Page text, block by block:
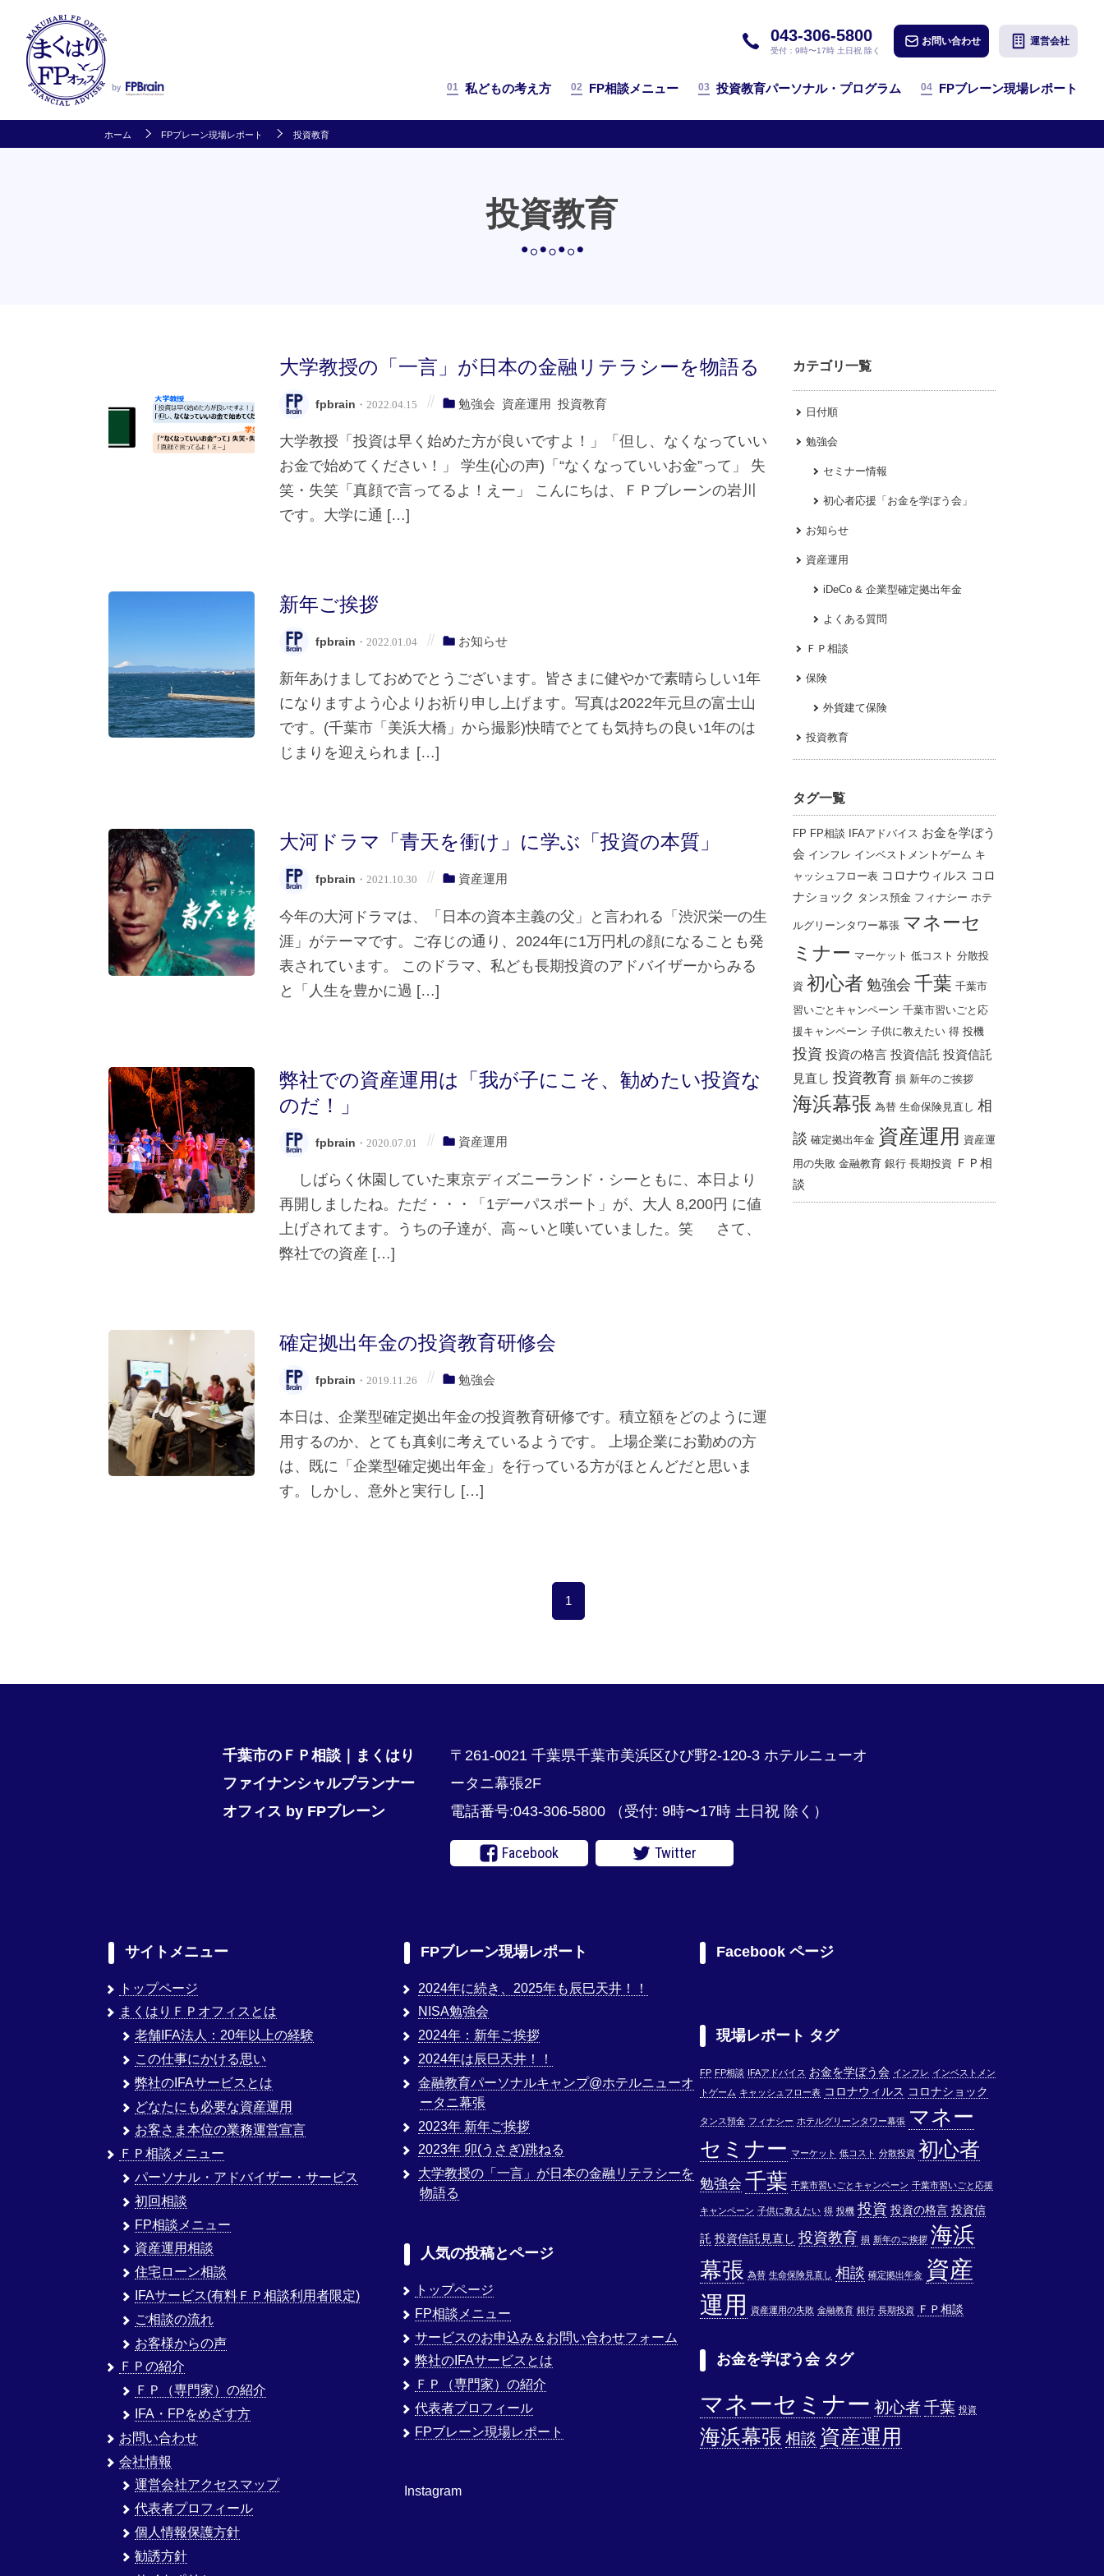
01 私どもの考え方 02 FP相談メニュー 03 投資教育パーソナル・プログラム 04 FPブレーン現場レポート
043-306-5800
受付：9時〜17時 土日祝 除く
お問い合わせ 運営会社
投資教育
ホーム FPブレーン現場レポート 投資教育
大学教授の「一言」が日本の金融リテラシーを物語る
fpbrain ・2022.04.15 勉強会 資産運用 投資教育
大学教授「投資は早く始めた方が良いですよ！」「但し、なくなっていい
お金で始めてください！」 学生(心の声)「“なくなっていいお金”って」 失
笑・失笑「真顔で言ってるよ！えー」 こんにちは、ＦＰブレーンの岩川
です。大学に通 […]
新年ご挨拶
fpbrain ・2022.01.04 お知らせ
新年あけましておめでとうございます。皆さまに健やかで素晴らしい1年
になりますよう心よりお祈り申し上げます。写真は2022年元旦の富士山
です。(千葉市「美浜大橋」から撮影)快晴でとても気持ちの良い1年のは
じまりを迎えられま […]
大河ドラマ「青天を衝け」に学ぶ「投資の本質」
fpbrain ・2021.10.30 資産運用
今年の大河ドラマは、「日本の資本主義の父」と言われる「渋沢栄一の生
涯」がテーマです。ご存じの通り、2024年に1万円札の顔になることも発
表されています。 このドラマ、私ども長期投資のアドバイザーからみる
と「人生を豊かに過 […]
弊社での資産運用は「我が子にこそ、勧めたい投資な
のだ！」
fpbrain ・2020.07.01 資産運用
しばらく休園していた東京ディズニーランド・シーともに、本日より
再開しましたね。ただ・・・「1デーパスポート」が、大人 8,200円 に値
上げされてます。うちの子達が、高～いと嘆いていました。笑 さて、
弊社での資産 […]
確定拠出年金の投資教育研修会
fpbrain ・2019.11.26 勉強会
本日は、企業型確定拠出年金の投資教育研修です。積立額をどのように運
用するのか、とても真剣に考えているようです。 上場企業にお勤めの方
は、既に「企業型確定拠出年金」を行っている方がほとんどだと思いま
す。しかし、意外と実行し […]
カテゴリ一覧
日付順
勉強会
セミナー情報
初心者応援「お金を学ぼう会」
お知らせ
資産運用
iDeCo & 企業型確定拠出年金
よくある質問
ＦＰ相談
保険
外貨建て保険
投資教育
タグ一覧
FP FP相談 IFAアドバイス お金を学ぼう
会 インフレ インベストメントゲーム キ
ャッシュフロー表 コロナウィルス コロ
ナショック タンス預金 フィナシー ホテ
ルグリーンタワー幕張 マネーセ
ミナー マーケット 低コスト 分散投
資 初心者 勉強会 千葉 千葉市
習いごとキャンペーン 千葉市習いごと応
援キャンペーン 子供に教えたい 得 投機
投資 投資の格言 投資信託 投資信託
見直し 投資教育 損 新年のご挨拶
海浜幕張 為替 生命保険見直し 相
談 確定拠出年金 資産運用 資産運
用の失敗 金融教育 銀行 長期投資 ＦＰ相
談
1
千葉市のＦＰ相談｜まくはり
ファイナンシャルプランナー
オフィス by FPブレーン
〒261-0021 千葉県千葉市美浜区ひび野2-120-3 ホテルニューオ
ータニ幕張2F
電話番号:043-306-5800
（受付: 9時〜17時 土日祝 除く）
Facebook Twitter
サイトメニュー
トップページ
まくはりＦＰオフィスとは
老舗IFA法人：20年以上の経験
この仕事にかける思い
弊社のIFAサービスとは
どなたにも必要な資産運用
お客さま本位の業務運営宣言
ＦＰ相談メニュー
パーソナル・アドバイザー・サービス
初回相談
FP相談メニュー
資産運用相談
住宅ローン相談
IFAサービス(有料ＦＰ相談利用者限定)
ご相談の流れ
お客様からの声
ＦＰの紹介
ＦＰ（専門家）の紹介
IFA・FPをめざす方
お問い合わせ
会社情報
運営会社アクセスマップ
代表者プロフィール
個人情報保護方針
勧誘方針
FPブレーン現場レポート
2024年に続き、2025年も辰巳天井！！
NISA勉強会
2024年：新年ご挨拶
2024年は辰巳天井！！
金融教育パーソナルキャンプ@ホテルニューオ
ータニ幕張
2023年 新年ご挨拶
2023年 卯(うさぎ)跳ねる
大学教授の「一言」が日本の金融リテラシーを
物語る
人気の投稿とページ
トップページ
FP相談メニュー
サービスのお申込み＆お問い合わせフォーム
弊社のIFAサービスとは
ＦＰ（専門家）の紹介
代表者プロフィール
FPブレーン現場レポート
Instagram
Facebook ページ
現場レポート タグ
FP FP相談 IFAアドバイス お金を学ぼう会 インフレ インベストメン
トゲーム キャッシュフロー表 コロナウィルス コロナショック
タンス預金 フィナシー ホテルグリーンタワー幕張 マネー
セミナー マーケット 低コスト 分散投資 初心者
勉強会 千葉 千葉市習いごとキャンペーン 千葉市習いごと応援
キャンペーン 子供に教えたい 得 投機 投資 投資の格言 投資信
託 投資信託見直し 投資教育 損 新年のご挨拶 海浜
幕張 為替 生命保険見直し 相談 確定拠出年金 資産
運用
資産運用の失敗 金融教育 銀行 長期投資 ＦＰ相談
お金を学ぼう会 タグ
マネーセミナー 初心者千葉 投資
海浜幕張 相談 資産運用